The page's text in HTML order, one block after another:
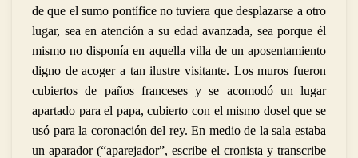
de que el sumo pontífice no tuviera que desplazarse a otro
lugar, sea en atención a su edad avanzada, sea porque él
mismo no disponía en aquella villa de un aposentamiento
digno de acoger a tan ilustre visitante. Los muros fueron
cubiertos de paños franceses y se acomodó un lugar
apartado para el papa, cubierto con el mismo dosel que se
usó para la coronación del rey. En medio de la sala estaba
un aparador (“aparejador”, escribe el cronista y transcribe